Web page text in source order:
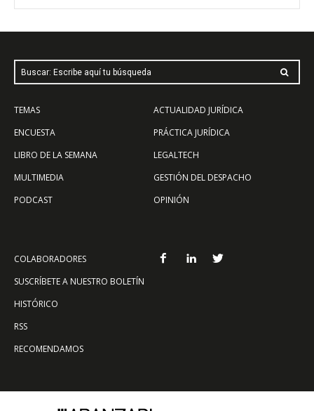
Buscar: Escribe aquí tu búsqueda
TEMAS
ENCUESTA
LIBRO DE LA SEMANA
MULTIMEDIA
PODCAST
ACTUALIDAD JURÍDICA
PRÁCTICA JURÍDICA
LEGALTECH
GESTIÓN DEL DESPACHO
OPINIÓN
COLABORADORES
SUSCRÍBETE A NUESTRO BOLETÍN
HISTÓRICO
RSS
RECOMENDAMOS